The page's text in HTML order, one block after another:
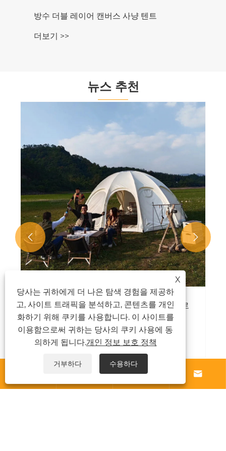
방수 더블 레이어 캔버스 사냥 텐트
더보기 >>
뉴스 추천
돔 텐트를 야외 모험을위한 완벽한 선택으로
만드는 이유는 무엇입니까?
더보기 >>
 
우리에 대해
 
X
당사는 귀하에게 더 나은 탐색 경험을 제공하
고, 사이트 트래픽을 분석하고, 콘텐츠를 개인
화하기 위해 쿠키를 사용합니다. 이 사이트를
이용함으로써 귀하는 당사의 쿠키 사용에 동
의하게 됩니다.개인 정보 보호 정책
거부하다 수용하다